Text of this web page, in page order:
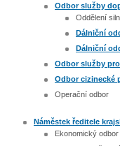
Odbor služby
Oddělení
Dálniční
Dálniční
Odbor služby
Odbor cizinecké
Operační odbor
Náměstek ředitele
Ekonomický odbor